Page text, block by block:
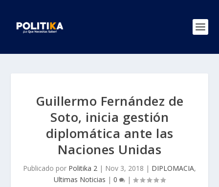
Guillermo Fernández de
Soto, inicia gestión
diplomática ante las
Naciones Unidas
Publicado por Politika 2 | Nov 3, 2018 | DIPLOMACIA,
Ultimas Noticias | 0 |